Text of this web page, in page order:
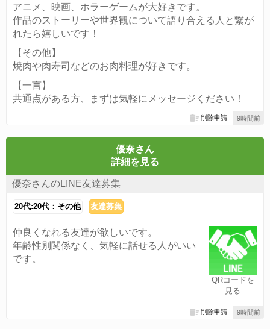
アニメ、映画、ホラーゲームが大好きです。
作品のストーリーや世界観について語り合える人と繋が
れたら嬉しいです！
【その他】
焼肉や肉寿司などのお肉料理が好きです。
【一言】
共通点がある方、まずは気軽にメッセージください！
9時間前
削除申請
優奈さん
詳細を見る
優奈さんのLINE友達募集
20代:20代：その他 友達募集
QRコードを
見る
仲良くなれる友達が欲しいです。
年齢性別関係なく、気軽に話せる人がいい
です。
9時間前
削除申請